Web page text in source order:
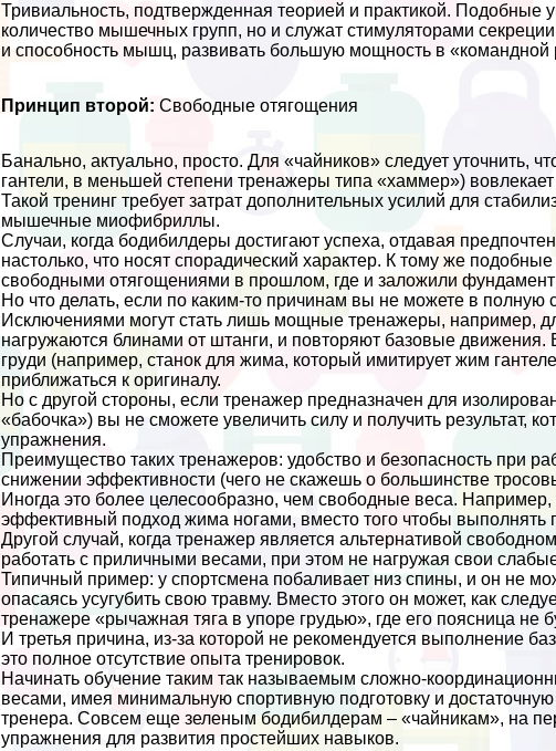
Тривиальность, подтвержденная теорией и пpaктикой. Подобные
количество мышечных групп, но и служат стимуляторами
и способность мышц, развивать большую мощность в
Принцип второй: Свободные отягощения
Бaнaльно, актуально, просто. Для «чайников» следует уточнить,
гантели, в меньшей степени тренажеры типа «хаммер»)
Такой тренинг требует затрат дополнительных усилий для
мышечные миофибриллы.
Случаи, когда бодибилдеры достигают успеха, отдавая
настолько, что носят спорадический хаpaктер. К тому же
свободными отягощениями в прошлом, где и заложили
Но что делать, если по каким-то причинам вы не можете в полную
Исключениями могут стать лишь мощные тренажеры, например,
нагружаются блинами от штанги, и повторяют базовые
гpyди (например, станок для жима, который имитирует жим
приближаться к оригиналу.
Но с другой стороны, если тренажер предназначен для
«бабочка») вы не сможете увеличить силу и получить результат,
упражнения.
Преимущество таких тренажеров: удобство и безопасность при
снижении эффективности (чего не скажешь о большинстве
Иногда это более целесообразно, чем свободные веса.
эффективный подход жима ногами, вместо того чтобы
Другой случай, когда тренажер является альтернативой
работать с приличными весами, при этом не нагружая свои
Типичный пример: у спортсмена побаливает низ спины, и он не
опасаясь усугубить свою травму. Вместо этого он может, как
тренажере «рычажная тяга в упоре гpyдью», где его поясница не
И третья причина, из-за которой не рекомендуется выполнение
это полное отсутствие опыта тренировок.
Начинать обучение таким так называемым сложно-
весами, имея минимальную спортивную подготовку и
тренера. Совсем еще зеленым бодибилдерам – «чайникам», на
упражнения для развития простейших навыков.